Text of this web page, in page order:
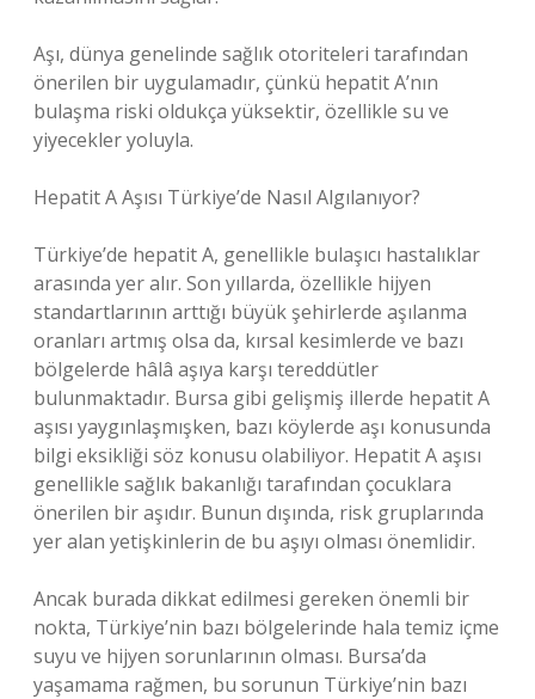
Aşı, dünya genelinde sağlık otoriteleri tarafından
önerilen bir uygulamadır, çünkü hepatit A’nın
bulaşma riski oldukça yüksektir, özellikle su ve
yiyecekler yoluyla.
Hepatit A Aşısı Türkiye’de Nasıl Algılanıyor?
Türkiye’de hepatit A, genellikle bulaşıcı hastalıklar
arasında yer alır. Son yıllarda, özellikle hijyen
standartlarının arttığı büyük şehirlerde aşılanma
oranları artmış olsa da, kırsal kesimlerde ve bazı
bölgelerde hâlâ aşıya karşı tereddütler
bulunmaktadır. Bursa gibi gelişmiş illerde hepatit A
aşısı yaygınlaşmışken, bazı köylerde aşı konusunda
bilgi eksikliği söz konusu olabiliyor. Hepatit A aşısı
genellikle sağlık bakanlığı tarafından çocuklara
önerilen bir aşıdır. Bunun dışında, risk gruplarında
yer alan yetişkinlerin de bu aşıyı olması önemlidir.
Ancak burada dikkat edilmesi gereken önemli bir
nokta, Türkiye’nin bazı bölgelerinde hala temiz içme
suyu ve hijyen sorunlarının olması. Bursa’da
yaşamama rağmen, bu sorunun Türkiye’nin bazı